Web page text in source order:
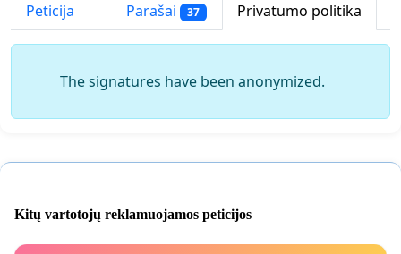
Peticija Parašai 37 Privatumo politika
The signatures have been anonymized.
Kitų vartotojų reklamuojamos peticijos